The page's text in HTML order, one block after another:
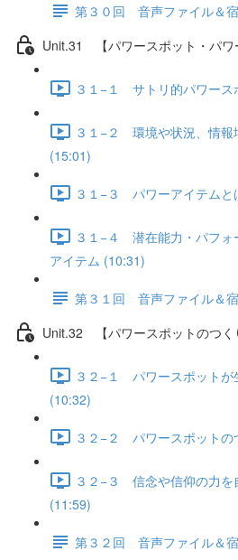
第３０回 音声ファイル＆
Unit.31 【パワースポット・パワ
３１−１ サトリ的パワース
３１−２ 環境や状況、情報
(15:01)
３１−３ パワーアイテムと
３１−４ 潜在能力・パフォ
アイテム (10:31)
第３１回 音声ファイル＆
Unit.32 【パワースポットのつく
３２−１ パワースポットが
(10:32)
３２−２ パワースポットの
３２−３ 信念や信仰の力を
(11:59)
第３２回 音声ファイル＆